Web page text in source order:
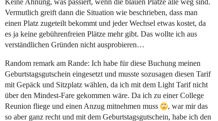
Keine Ahnung, was passiert, wenn die blauen Plätze alle weg sind.
Vermutlich greift dann die Situation wie beschrieben, dass man
einen Platz zugeteilt bekommt und jeder Wechsel etwas kostet, da
es ja keine gebührenfreien Plätze mehr gibt. Das wollte ich aus
verständlichen Gründen nicht ausprobieren…
Random remark am Rande: Ich habe für diese Buchung meinen
Geburtstagsgutschein eingesetzt und musste sozusagen diesen Tarif
mit Gepäck und Sitzplatz wählen, da ich mit dem Light Tarif nicht
über den Mindest-Fare gekommen wäre. Da ich zu einer College
Reunion fliege und einen Anzug mitnehmen muss
, war mir das
so aber ganz recht und mit dem Geburtstagsgutschein, habe ich den